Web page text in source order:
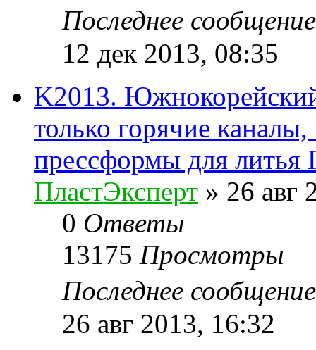
Последнее
12 дек 2013, 08:35
K2013.
только горячие
прессформы для
ПластЭксперт » 26 авг
0 Ответы
13175 Просмотры
Последнее
26 авг 2013, 16:32